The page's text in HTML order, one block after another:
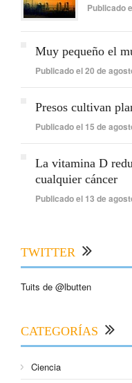
Publicado
Muy pequeño el
Publicado el 20 de
Presos cultivan
Publicado el 15 de
La vitamina D
cualquier cáncer
Publicado el 13 de
TWITTER
Tuits de @lbutten
CATEGORÍAS
Ciencia